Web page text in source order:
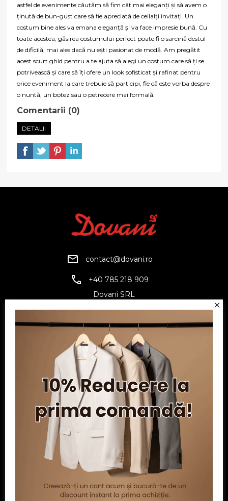
astfel de evenimente căutăm să fim cât mai eleganți și să avem o
ținută de bun-gust care să fie apreciată de ceilalți invitați. Un
costum bine ales va emana eleganță și va face impresie bună. Cu
toate acestea, găsirea costumului perfect poate fi o sarcină destul
de dificilă, mai ales dacă nu ești pasionat de modă. Am pregătit
acest scurt ghid pentru a te ajuta să alegi un costum care să ți se
potrivească și care să îți ofere un look sofisticat și rafinat pentru
orice eveniment la care trebuie să participi, fie că este vorba despre
o nuntă, un botez sau o petrecere mai formală.
Comentarii (0)
DETALII
contact@dovani.ro
+40 785 218 909
Dovani SRL
Reg. Com.: J07/1134/1994
Facebook
TwitterYouTube
Informatii
Contul meu
Serviciu clienți